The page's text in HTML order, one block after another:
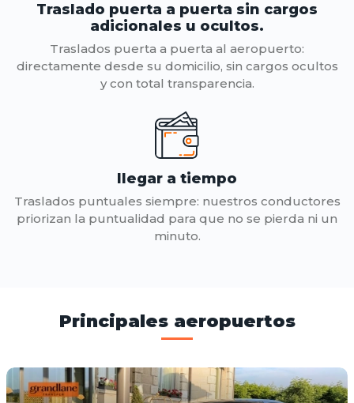
Traslado puerta a puerta sin cargos
adicionales u ocultos.
Traslados puerta a puerta al aeropuerto:
directamente desde su domicilio, sin cargos ocultos
y con total transparencia.
llegar a tiempo
Traslados puntuales siempre: nuestros conductores
priorizan la puntualidad para que no se pierda ni un
minuto.
Principales aeropuertos